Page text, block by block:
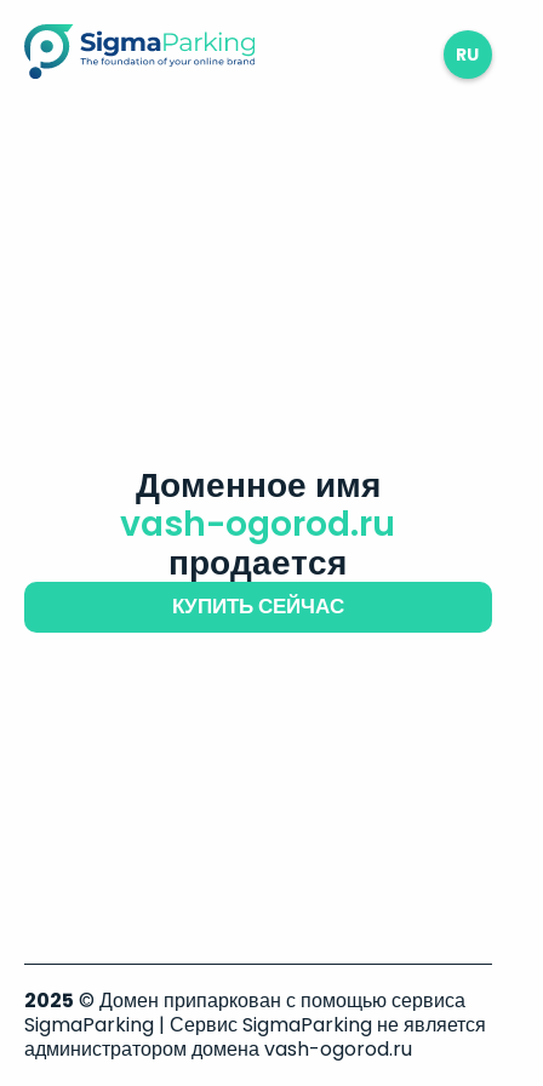
RU
Доменное имя
vash-ogorod.ru
продается
КУПИТЬ СЕЙЧАС
2025 © Домен припаркован с помощью сервиса
SigmaParking | Сервис SigmaParking не является
администратором домена vash-ogorod.ru